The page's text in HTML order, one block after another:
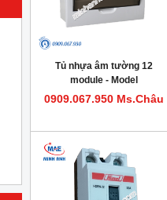
Tủ nhựa âm tường 12
module - Model
HDPZ50PR12IP30F
0909.067.950 Ms.Châu